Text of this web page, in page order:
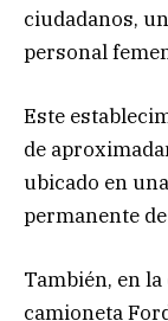
ciudadanos,
personal
Este
de
ubicado en
permanente
También, en
camioneta